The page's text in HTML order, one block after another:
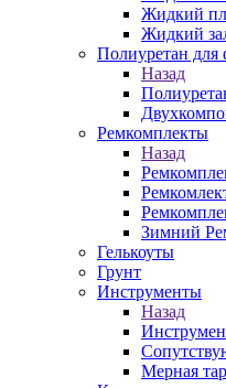
Жидкий
Жидкий
Полиуретан для
Назад
Ремкомплекты
Назад
Зимний
Гелькоуты
Грунт
Инструменты
Назад
Мерная